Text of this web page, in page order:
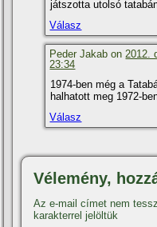
játszotta utolsó
Válasz
Peder Jakab on2012.
23:34
1974-ben még a
halhatott meg 1972-
Válasz
Vélemény,
Az e-mail címet nem
karakterrel jelöltük